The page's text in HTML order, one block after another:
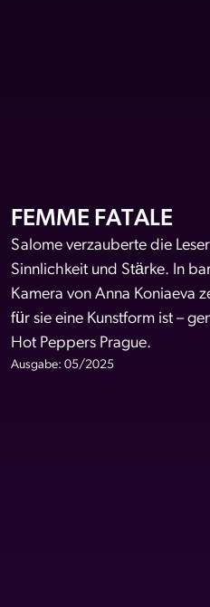
FEMME FATALE
Salome verzauberte die
Sinnlichkeit und Stärke. In
Kamera von Anna Koniaeva
für sie eine Kunstform ist –
Hot Peppers Prague.
Ausgabe: 05/2025